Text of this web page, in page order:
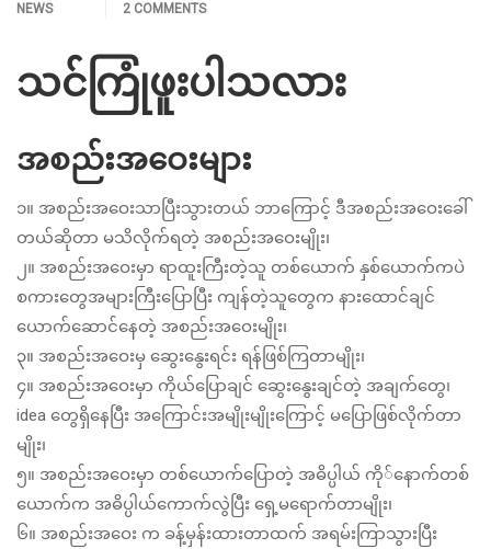
NEWS
2 COMMENTS
သင်ကြုံဖူးပါသလား
အစည်းအဝေးများ
၁။ အစည်းအဝေးသာပြီးသွားတယ် ဘာကြောင့် ဒီအစည်းအဝေးခေါ်
တယ်ဆိုတာ မသိလိုက်ရတဲ့ အစည်းအဝေးမျိုး၊
၂။ အစည်းအဝေးမှာ ရာထူးကြီးတဲ့သူ တစ်ယောက် နှစ်ယောက်ကပဲ
စကားတွေအများကြီးပြောပြီး ကျန်တဲ့သူတွေက နားထောင်ချင်
ယောက်ဆောင်နေတဲ့ အစည်းအဝေးမျိုး၊
၃။ အစည်းအဝေးမှ ဆွေးနွေးရင်း ရန်ဖြစ်ကြတာမျိုး၊
၄။ အစည်းအဝေးမှာ ကိုယ်ပြောချင် ဆွေးနွေးချင်တဲ့ အချက်တွေ၊
idea တွေရှိနေပြီး အကြောင်းအမျိုးမျိုးကြောင့် မပြောဖြစ်လိုက်တာ
မျိုး၊
၅။ အစည်းအဝေးမှာ တစ်ယောက်ပြောတဲ့ အဓိပ္ပါယ် ကို်နောက်တစ်
ယောက်က အဓိပ္ပါယ်ကောက်လွဲပြီး ရှေ့မရောက်တာမျိုး၊
၆။ အစည်းအဝေး က ခန့်မှန်းထားတာထက် အရမ်းကြာသွားပြီး